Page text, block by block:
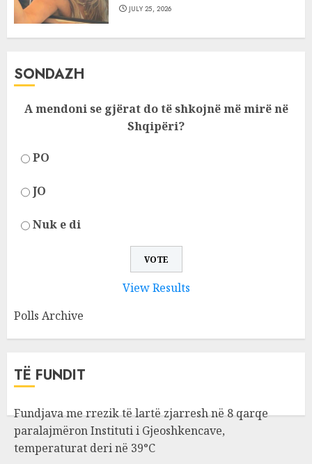
JULY 25, 2026
SONDAZH
A mendoni se gjërat do të shkojnë më mirë në
Shqipëri?
PO
JO
Nuk e di
View Results
Polls Archive
TË FUNDIT
Fundjava me rrezik të lartë zjarresh në 8 qarqe
paralajmëron Instituti i Gjeoshkencave,
temperaturat deri në 39°C